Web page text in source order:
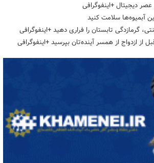
دیجیتال +اینفوگرافی
آبمیوه‌ها سلامت کنید
گرمازدگی تابستان را فراری دهید +اینفوگرافی